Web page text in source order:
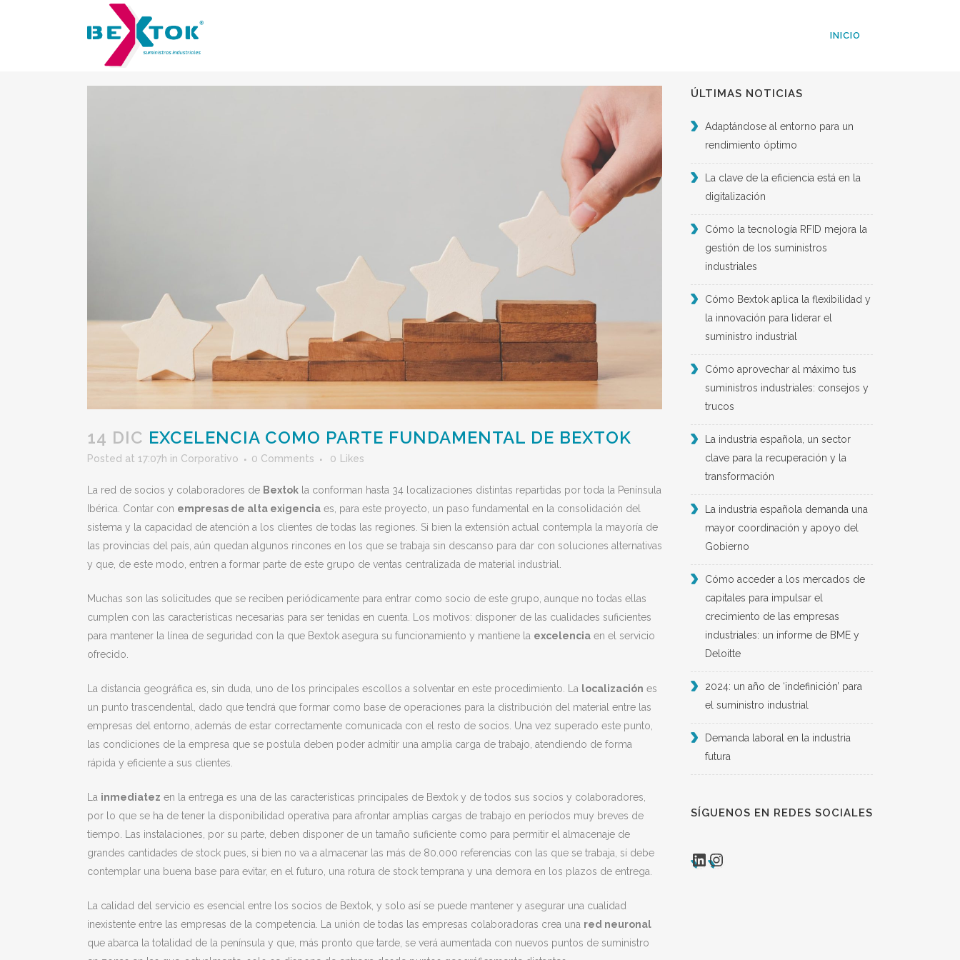
INICIO
14 DIC EXCELENCIA COMO PARTE FUNDAMENTAL DE BEXTOK
Posted at 17:07h in Corporativo 0 Comments 0 Likes
La red de socios y colaboradores de Bextok la conforman hasta 34 localizaciones distintas repartidas por toda la Península
Ibérica. Contar con empresas de alta exigencia es, para este proyecto, un paso fundamental en la consolidación del
sistema y la capacidad de atención a los clientes de todas las regiones. Si bien la extensión actual contempla la mayoría de
las provincias del país, aún quedan algunos rincones en los que se trabaja sin descanso para dar con soluciones alternativas
y que, de este modo, entren a formar parte de este grupo de ventas centralizada de material industrial.
Muchas son las solicitudes que se reciben periódicamente para entrar como socio de este grupo, aunque no todas ellas
cumplen con las características necesarias para ser tenidas en cuenta. Los motivos: disponer de las cualidades suficientes
para mantener la línea de seguridad con la que Bextok asegura su funcionamiento y mantiene la excelencia en el servicio
ofrecido.
La distancia geográfica es, sin duda, uno de los principales escollos a solventar en este procedimiento. La localización es
un punto trascendental, dado que tendrá que formar como base de operaciones para la distribución del material entre las
empresas del entorno, además de estar correctamente comunicada con el resto de socios. Una vez superado este punto,
las condiciones de la empresa que se postula deben poder admitir una amplia carga de trabajo, atendiendo de forma
rápida y eficiente a sus clientes.
La inmediatez en la entrega es una de las características principales de Bextok y de todos sus socios y colaboradores,
por lo que se ha de tener la disponibilidad operativa para afrontar amplias cargas de trabajo en períodos muy breves de
tiempo. Las instalaciones, por su parte, deben disponer de un tamaño suficiente como para permitir el almacenaje de
grandes cantidades de stock pues, si bien no va a almacenar las más de 80.000 referencias con las que se trabaja, sí debe
contemplar una buena base para evitar, en el futuro, una rotura de stock temprana y una demora en los plazos de entrega.
La calidad del servicio es esencial entre los socios de Bextok, y solo así se puede mantener y asegurar una cualidad
inexistente entre las empresas de la competencia. La unión de todas las empresas colaboradoras crea una red neuronal
que abarca la totalidad de la península y que, más pronto que tarde, se verá aumentada con nuevos puntos de suministro
ÚLTIMAS NOTICIAS
Adaptándose al entorno para un
rendimiento óptimo
La clave de la eficiencia está en la
digitalización
Cómo la tecnología RFID mejora la
gestión de los suministros
industriales
Cómo Bextok aplica la flexibilidad y
la innovación para liderar el
suministro industrial
Cómo aprovechar al máximo tus
suministros industriales: consejos y
trucos
La industria española, un sector
clave para la recuperación y la
transformación
La industria española demanda una
mayor coordinación y apoyo del
Gobierno
Cómo acceder a los mercados de
capitales para impulsar el
crecimiento de las empresas
industriales: un informe de BME y
Deloitte
2024: un año de ‘indefinición’ para
el suministro industrial
Demanda laboral en la industria
futura
SÍGUENOS EN REDES SOCIALES
LinkedIn
Instagram